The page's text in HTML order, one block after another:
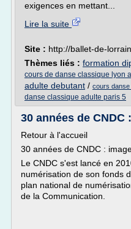
exigences en mettant...
Lire la suite
Site : http://ballet-de-
Thèmes liés : formation
cours de danse classique lyon
adulte debutant / cours danse
danse classique adulte paris 5
30 années de
Retour à l'accueil
30 années de CNDC :
Le CNDC s'est lancé en
numérisation de son fonds
plan national de
de la Communication.